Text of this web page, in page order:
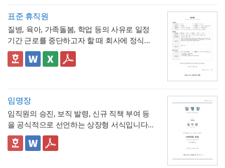
랍니다. 하자여부는 실제 현장 점검 결과에 따
라 정확히 체크하고, 하자가 있는 경우에는 내
용을 구체적으로 기재해 향후 보수 책임의 근
거로 삼을 수 있도록 하는 것이 좋습니다. 마
지막으로 발주처와 시공사 양측의 서명은 실
적인 검증을 거친 문서로서의 효력을 갖도록
관리하시기 바랍니다.
럼 시각적으로 확인
시해, 개선 계획의 실행 가능성을
측면에서도 함께 검토 할 수 있도록 함
💡 작성 팁
개선 계획서는현황과 문제점을 최대한 구체
적인 수치로 제시하는 것이 설득력의 핵심
요성이 훨씬 명확하게 전달됩니다. 개선 목표
는 문제점에서 언급한 리스크가 해소되는 방
향으로 구체적으로 서술하고, 기대효과는 가
능한 한 수치화(업무시간 단축 몇 시간, 만족
도 개선 등)해 목표와의 인과관계가 드러나도
계 특유의 임팩트 있고 감각적인 분위기로 정
보를 전달할 수 있도록 디자인되었습니다. 내
지는 깔끔한 그레이 톤으로 정리되어 있어 복
잡한 내용도 가독성 있게 담을 수 있으며, 아
웃도어 광고 마케팅 제안서부터 미디어 매체
소개서, 광고 캠페인 기획안, 브랜드 마케팅
개, 브랜드의 캠페인 기획 발표, 마케팅 대행
제안, 미디어 플래닝 보고 자료 등 실무에 필
요한 내용을 효과적으로 정리할 수 있으며, 광
고대행사·미디어렙사·브랜드 마케팅팀·옥외
광고 업체 등 다양한 분야에서 활용하기 좋습
랜드 캠페인 기획안, 미디어 매체 소개서, 마
케팅 대행 제안서 등으로 다양하게 활용할 수
있습니다.
▪️ 다이어그램 페이지를 활용하면 캠페인 진행
프로세스, 매체 집행 일정, 성과 지표 등을 한
눈에 보기 쉽게 정리할 수 있습니다.
▪️ 문구와 이미지 교체만으로 옥외광고 매체 제
안서, 브랜드 마케팅 전략서, 광고 실적 보고
자료 등 다양한 주제로 응용 가능합니다.
▪️ 블랙&라임그린의 강렬한 컬러 대비 덕분에
* 해당 템플릿에 사용된 폰트는 [ Cafe24 PRO
Slim Max ] 입니다.
폰트가 없을 경우 기본 폰트로 보입니다.
* 폰트는 따로 제공되지 않으므로 다운로드
및 변경하여 사용하시기 바랍니다.
표준 휴직원
질병, 육아, 가족돌봄, 학업 등의 사유로 일정
기간 근로를 중단하고자 할 때 회사에 정식으
로 승인을 요청하는 신청서입니다. 휴직 사유
와 기간뿐 아니라 업무 인수인계 내역까지 하
무형 서식이라는 점이 특징입니다.
✅ 이 서식의 구성 특징
법령이 다름을 시각적으로 구분
- 세부사유란에 진단명, 의사 소견, 필요 요양
기간 등을 구체적으로 서술하도록 해, 휴직 승
인 여부를 판단하는 회사 측에 충분한 근거를
제공
- 업무 인수인계 항목(인수자, 완료일자, 인계
내용)을 휴직 사유 다음에 배치해, 휴직 승인
절차와 업무 공백 대비를 하나의 문서 흐름 안
에서 동시에 처리
- 증빙서류(진단서 등)를 명시하도록 해, 휴직
사유의 객관적 근거를 첨부하도록 안내
임명장
임직원의 승진, 보직 발령, 신규 직책 부여 등
을 공식적으로 선언하는 상장형 서식입니다.
계약서나 신청서와 달리 실무적 조항 없이 간
결한 선언문 형태로 구성되어 있으며, 문서번
👔 상장형 문서로서 활용할 때 참고할 점